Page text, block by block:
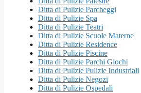
Ditta di Pulizie Parcheggi
Ditta di Pulizie Spa
Ditta di Pulizie Teatri
Ditta di Pulizie Scuole Materne
Ditta di Pulizie Residence
Ditta di Pulizie Piscine
Ditta di Pulizie Parchi Giochi
Ditta di Pulizie Pulizie Industriali
Ditta di Pulizie Negozi
Ditta di Pulizie Ospedali